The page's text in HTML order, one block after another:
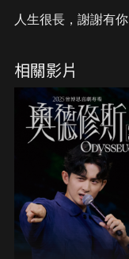
人生很長，謝謝有你
相關影片